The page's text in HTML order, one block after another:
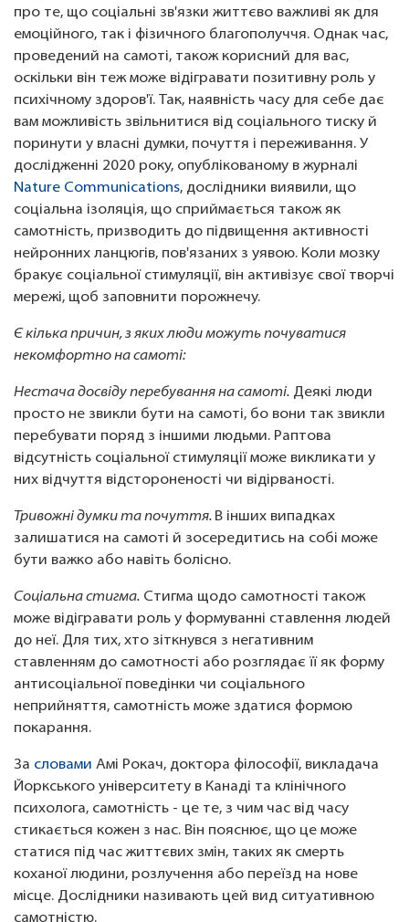
про те, що соціальні зв'язки життєво важливі як для
емоційного, так і фізичного благополуччя. Однак час,
проведений на самоті, також корисний для вас,
оскільки він теж може відігравати позитивну роль у
психічному здоров'ї. Так, наявність часу для себе дає
вам можливість звільнитися від соціального тиску й
поринути у власні думки, почуття і переживання. У
дослідженні 2020 року, опублікованому в журналі
Nature Communications, дослідники виявили, що
соціальна ізоляція, що сприймається також як
самотність, призводить до підвищення активності
нейронних ланцюгів, пов'язаних з уявою. Коли мозку
бракує соціальної стимуляції, він активізує свої творчі
мережі, щоб заповнити порожнечу.
Є кілька причин, з яких люди можуть почуватися
некомфортно на самоті:
Нестача досвіду перебування на самоті. Деякі люди
просто не звикли бути на самоті, бо вони так звикли
перебувати поряд з іншими людьми. Раптова
відсутність соціальної стимуляції може викликати у
них відчуття відстороненості чи відірваності.
Тривожні думки та почуття. В інших випадках
залишатися на самоті й зосередитись на собі може
бути важко або навіть болісно.
Соціальна стигма. Стигма щодо самотності також
може відігравати роль у формуванні ставлення людей
до неї. Для тих, хто зіткнувся з негативним
ставленням до самотності або розглядає її як форму
антисоціальної поведінки чи соціального
неприйняття, самотність може здатися формою
покарання.
За словами Амі Рокач, доктора філософії, викладача
Йоркського університету в Канаді та клінічного
психолога, самотність - це те, з чим час від часу
стикається кожен з нас. Він пояснює, що це може
статися під час життєвих змін, таких як смерть
коханої людини, розлучення або переїзд на нове
місце. Дослідники називають цей вид ситуативною
самотністю.